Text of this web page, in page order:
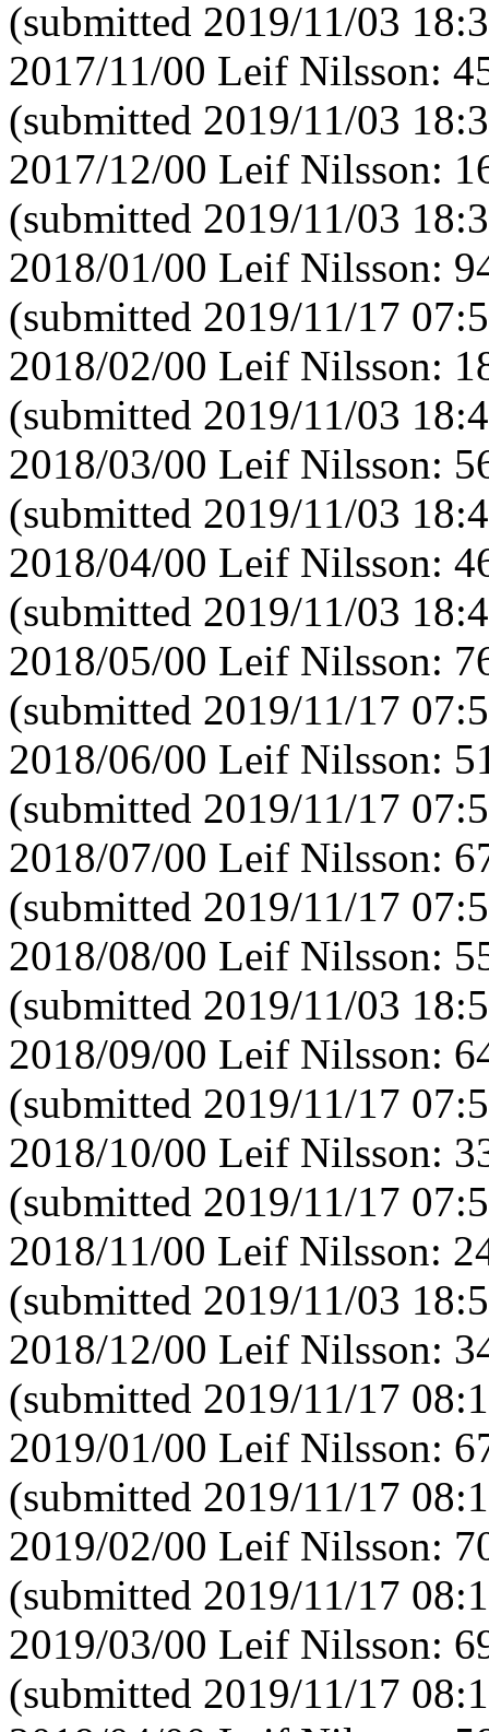
(submitted 2019/11/03
2017/11/00 Leif Nilsson:
(submitted 2019/11/03
2017/12/00 Leif Nilsson:
(submitted 2019/11/03
2018/01/00 Leif Nilsson:
(submitted 2019/11/17
2018/02/00 Leif Nilsson:
(submitted 2019/11/03
2018/03/00 Leif Nilsson:
(submitted 2019/11/03
2018/04/00 Leif Nilsson:
(submitted 2019/11/03
2018/05/00 Leif Nilsson:
(submitted 2019/11/17
2018/06/00 Leif Nilsson:
(submitted 2019/11/17
2018/07/00 Leif Nilsson:
(submitted 2019/11/17
2018/08/00 Leif Nilsson:
(submitted 2019/11/03
2018/09/00 Leif Nilsson:
(submitted 2019/11/17
2018/10/00 Leif Nilsson:
(submitted 2019/11/17
2018/11/00 Leif Nilsson:
(submitted 2019/11/03
2018/12/00 Leif Nilsson:
(submitted 2019/11/17
2019/01/00 Leif Nilsson:
(submitted 2019/11/17
2019/02/00 Leif Nilsson:
(submitted 2019/11/17
2019/03/00 Leif Nilsson:
(submitted 2019/11/17